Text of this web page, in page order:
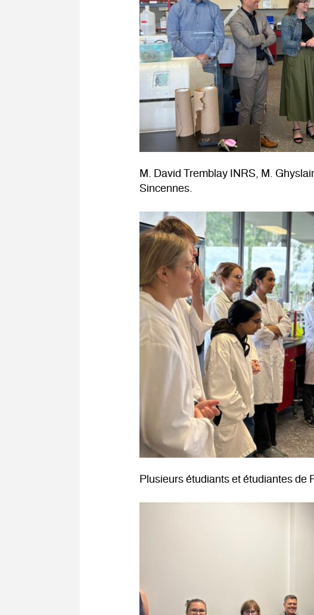
M. David Tremblay INRS, M.
Sincennes.
Plusieurs étudiants et étudiantes de